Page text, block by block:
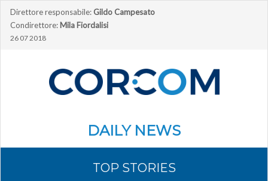
Direttore responsabile:Gildo Campesato
Condirettore: Mila Fiordalisi
26 07 2018
DAILY NEWS
TOP STORIES